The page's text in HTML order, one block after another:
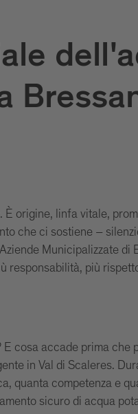
È origine, linfa vitale,
che ci sostiene –
Municipalizzate di
responsabilità, più
cosa accade prima che
in Val di Scaleres.
quanta competenza e
sicuro di acqua